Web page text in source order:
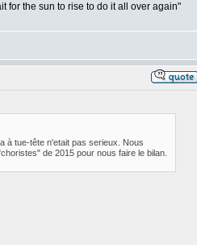
for the sun to rise to do it all over again"
à tue-tête n'etait pas serieux. Nous
de 2015 pour nous faire le bilan.